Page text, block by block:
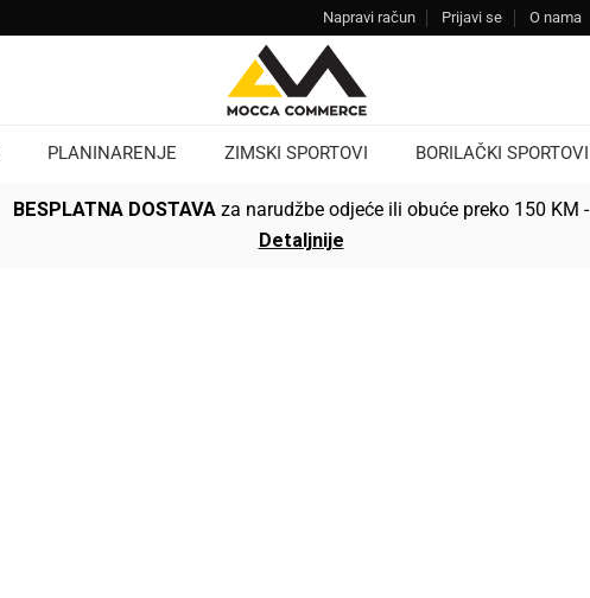
Napravi račun Prijavi se O nama
PLANINARENJE ZIMSKI SPORTOVI BORILAČKI SPORTOVI
BESPLATNA DOSTAVA za narudžbe odjeće ili obuće preko 150 KM -
Detaljnije